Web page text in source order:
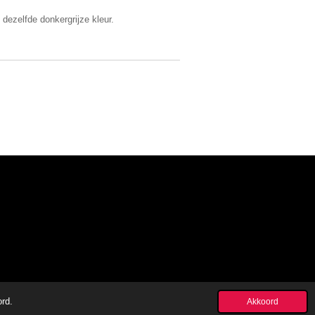
Akkoord
donkergrijze kleur.